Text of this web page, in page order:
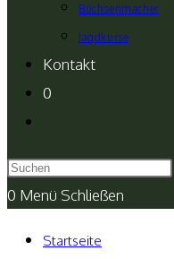
Büchsenmacher
Jagdkurse
Kontakt
0
umschalten
0 Menü Schließen
Startseite